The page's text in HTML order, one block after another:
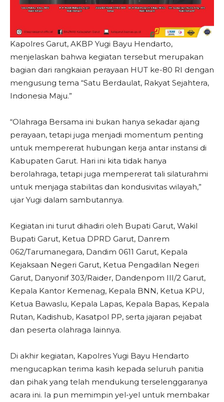
Kapolres Garut, AKBP Yugi Bayu Hendarto,
menjelaskan bahwa kegiatan tersebut merupakan
bagian dari rangkaian perayaan HUT ke-80 RI dengan
mengusung tema “Satu Berdaulat, Rakyat Sejahtera,
Indonesia Maju.”
“Olahraga Bersama ini bukan hanya sekadar ajang
perayaan, tetapi juga menjadi momentum penting
untuk mempererat hubungan kerja antar instansi di
Kabupaten Garut. Hari ini kita tidak hanya
berolahraga, tetapi juga mempererat tali silaturahmi
untuk menjaga stabilitas dan kondusivitas wilayah,”
ujar Yugi dalam sambutannya.
Kegiatan ini turut dihadiri oleh Bupati Garut, Wakil
Bupati Garut, Ketua DPRD Garut, Danrem
062/Tarumanegara, Dandim 0611 Garut, Kepala
Kejaksaan Negeri Garut, Ketua Pengadilan Negeri
Garut, Danyonif 303/Raider, Dandenpom III/2 Garut,
Kepala Kantor Kemenag, Kepala BNN, Ketua KPU,
Ketua Bawaslu, Kepala Lapas, Kepala Bapas, Kepala
Rutan, Kadishub, Kasatpol PP, serta jajaran pejabat
dan peserta olahraga lainnya.
Di akhir kegiatan, Kapolres Yugi Bayu Hendarto
mengucapkan terima kasih kepada seluruh panitia
dan pihak yang telah mendukung terselenggaranya
acara ini. Ia pun memimpin yel-yel untuk membakar